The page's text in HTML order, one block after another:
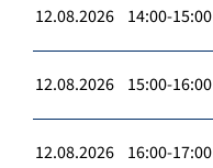
12.08.2026 14:00-15:00
12.08.2026 15:00-16:00
12.08.2026 16:00-17:00